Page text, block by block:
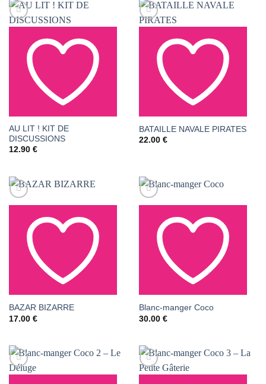
AJOUTER À LA LISTE
DE SOUHAITS
AU LIT ! KIT DE
DISCUSSIONS
12.90 €
AJOUTER À LA LISTE
DE SOUHAITS
BATAILLE NAVALE PIRATES
22.00 €
AJOUTER À LA LISTE
DE SOUHAITS
BAZAR BIZARRE
17.00 €
AJOUTER À LA LISTE
DE SOUHAITS
Blanc-manger Coco
30.00 €